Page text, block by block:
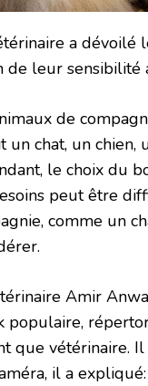
a dévoilé
de leur sensibilité
de
un chat, un chien,
le choix du
peut être
comme un
Amir
populaire,
que vétérinaire.
il a